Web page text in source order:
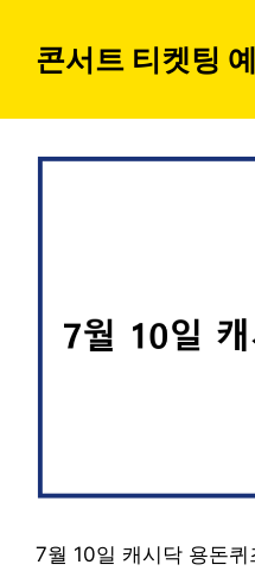
콘서트 티켓팅
7월 10일 캐시닥 용돈